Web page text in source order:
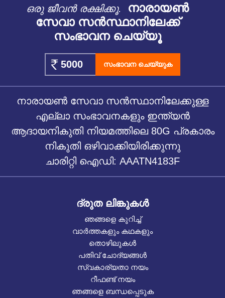
ഒരു ജീവൻ രക്ഷിക്കൂ.
നാരായൺ
സേവാ സൻസ്ഥാനിലേക്ക്
സംഭാവന ചെയ്യൂ
സംഭാവന ചെയ്യുക
നാരായൺ സേവാ സൻസ്ഥാനിലേക്കുള്ള
എല്ലാ സംഭാവനകളും ഇന്ത്യൻ
ആദായനികുതി നിയമത്തിലെ 80G പ്രകാരം
നികുതി ഒഴിവാക്കിയിരിക്കുന്നു
ചാരിറ്റി ഐഡി: AAATN4183F
ദ്രുത ലിങ്കുകൾ
ഞങ്ങളെ കുറിച്ച്
വാർത്തകളും കഥകളും
തൊഴിലുകൾ
പതിവ് ചോദ്യങ്ങൾ
സ്വകാര്യതാ നയം
റീഫണ്ട് നയം
ഞങ്ങളെ ബന്ധപ്പെടുക